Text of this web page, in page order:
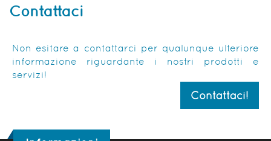
Contattaci
Non esitare a contattarci per qualunque ulteriore
informazione riguardante i nostri prodotti e
servizi!
Contattaci!